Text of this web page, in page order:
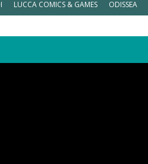
LUCCA COMICS & GAMES ODISSEA